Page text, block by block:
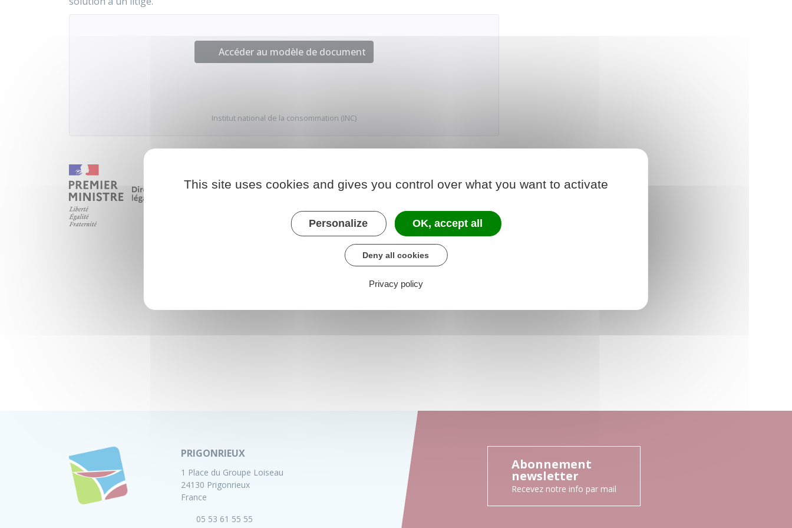
Accéder au modèle de document
Institut national de la consommation (INC)
PRIGONRIEUX
1 Place du Groupe Loiseau
24130 Prigonrieux
France
05 53 61 55 55
Abonnement
newsletter
Recevez notre info par mail
This site uses cookies and gives you control over what you want to activate
Personalize OK, accept all
Deny all cookies
Privacy policy